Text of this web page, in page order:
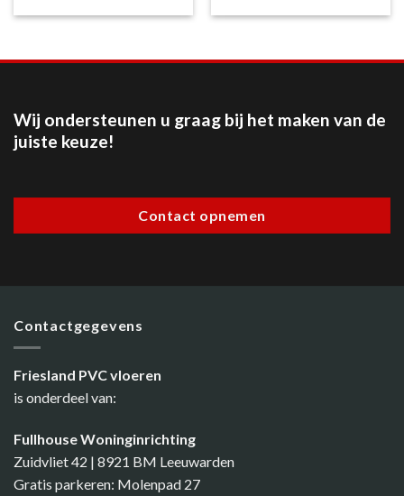
Wij ondersteunen u graag bij het maken van de
juiste keuze!
Contact opnemen
Contactgegevens
Friesland PVC vloeren
is onderdeel van:
Fullhouse Woninginrichting
Zuidvliet 42 | 8921 BM Leeuwarden
Gratis parkeren: Molenpad 27